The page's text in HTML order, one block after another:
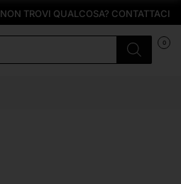
NON TROVI QUALCOSA? CONTATTACI
0